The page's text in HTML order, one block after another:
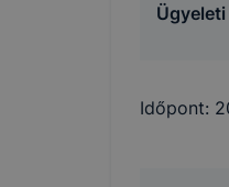
Időpont: